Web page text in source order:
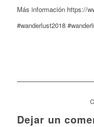
Más información https://
#wanderlust2018
Dejar un